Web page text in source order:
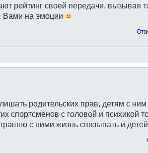
рейтинг своей передачи, вызывая
Вами на эмоции
родительских прав, детям с
спортсменов с головой и психикой
с ними жизнь связывать и